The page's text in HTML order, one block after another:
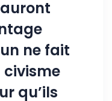
auront
ne fait
civisme
qu’ils